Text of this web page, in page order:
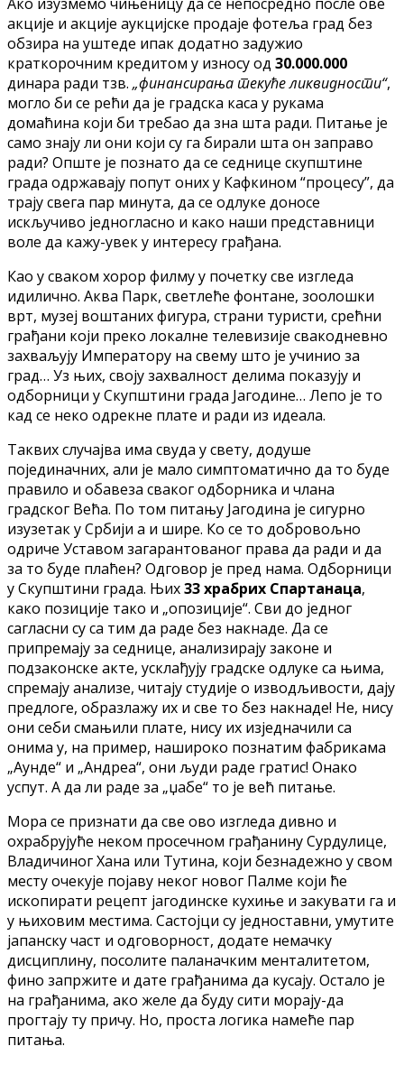
акције и акције аукцијске продаје фотеља град без
обзира на уштеде ипак додатно задужио
краткорочним кредитом у износу од 30.000.000
динара ради тзв. „финансирања текуће ликвидности“,
могло би се рећи да је градска каса у рукама
домаћина који би требао да зна шта ради. Питање је
само знају ли они који су га бирали шта он заправо
ради? Опште је познато да се седнице скупштине
града одржавају попут оних у Кафкином “процесу”, да
трају свега пар минута, да се одлуке доносе
искључиво једногласно и како наши представници
воле да кажу-увек у интересу грађана.
Као у сваком хорор филму у почетку све изгледа
идилично. Аква Парк, светлеће фонтане, зоолошки
врт, музеј воштаних фигура, страни туристи, срећни
грађани који преко локалне телевизије свакодневно
захваљују Императору на свему што је учинио за
град… Уз њих, своју захвалност делима показују и
одборници у Скупштини града Јагодине… Лепо је то
кад се неко одрекне плате и ради из идеала.
Таквих случајва има свуда у свету, додуше
појединачних, али је мало симптоматично да то буде
правило и обавеза сваког одборника и члана
градског Већа. По том питању Јагодина је сигурно
изузетак у Србији а и шире. Ко се то добровољно
одриче Уставом загарантованог права да ради и да
за то буде плаћен? Одговор је пред нама. Одборници
у Скупштини града. Њих33 храбрих Спартанаца,
како позиције тако и „опозиције“. Сви до једног
сагласни су са тим да раде без накнаде. Да се
припремају за седнице, анализирају законе и
подзаконске акте, усклађују градске одлуке са њима,
спремају анализе, читају студије о изводљивости, дају
предлоге, образлажу их и све то без накнаде! Не, нису
они себи смањили плате, нису их изједначили са
онима у, на пример, нашироко познатим фабрикама
„Аунде“ и „Андреа“, они људи раде гратис! Онако
успут. А да ли раде за „џабе“ то је већ питање.
Мора се признати да све ово изгледа дивно и
охрабрујуће неком просечном грађанину Сурдулице,
Владичиног Хана или Тутина, који безнадежно у свом
месту очекује појаву неког новог Палме који ће
ископирати рецепт јагодинске кухиње и закувати га и
у њиховим местима. Састојци су једноставни, умутите
јапанску част и одговорност, додате немачку
дисциплину, посолите паланачким менталитетом,
фино запржите и дате грађанима да кусају. Остало је
на грађанима, ако желе да буду сити морају-да
прогтају ту причу. Но, проста логика намеће пар
питања.